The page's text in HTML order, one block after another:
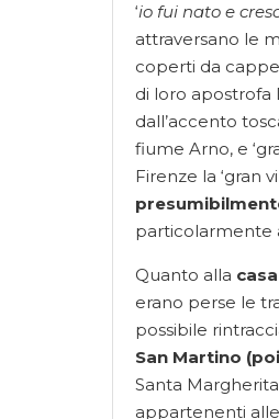
‘io fui nato e
attraversano le
coperti da
di loro apostrofa
dall’accento
fiume Arno, e
Firenze la ‘gran
particolarmente
Quanto alla
erano perse le
possibile
San Martino
Santa
appartenenti